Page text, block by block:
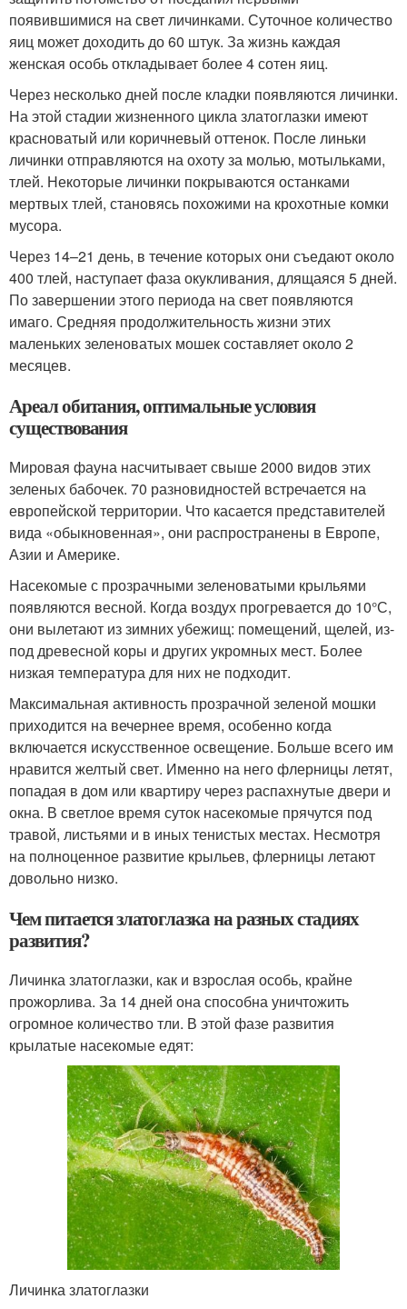
появившимися на свет личинками. Суточное количество
яиц может доходить до 60 штук. За жизнь каждая
женская особь откладывает более 4 сотен яиц.
Через несколько дней после кладки появляются личинки.
На этой стадии жизненного цикла златоглазки имеют
красноватый или коричневый оттенок. После линьки
личинки отправляются на охоту за молью, мотыльками,
тлей. Некоторые личинки покрываются останками
мертвых тлей, становясь похожими на крохотные комки
мусора.
Через 14–21 день, в течение которых они съедают около
400 тлей, наступает фаза окукливания, длящаяся 5 дней.
По завершении этого периода на свет появляются
имаго. Средняя продолжительность жизни этих
маленьких зеленоватых мошек составляет около 2
месяцев.
Ареал обитания, оптимальные условия
существования
Мировая фауна насчитывает свыше 2000 видов этих
зеленых бабочек. 70 разновидностей встречается на
европейской территории. Что касается представителей
вида «обыкновенная», они распространены в Европе,
Азии и Америке.
Насекомые с прозрачными зеленоватыми крыльями
появляются весной. Когда воздух прогревается до 10°С,
они вылетают из зимних убежищ: помещений, щелей, из-
под древесной коры и других укромных мест. Более
низкая температура для них не подходит.
Максимальная активность прозрачной зеленой мошки
приходится на вечернее время, особенно когда
включается искусственное освещение. Больше всего им
нравится желтый свет. Именно на него флерницы летят,
попадая в дом или квартиру через распахнутые двери и
окна. В светлое время суток насекомые прячутся под
травой, листьями и в иных тенистых местах. Несмотря
на полноценное развитие крыльев, флерницы летают
довольно низко.
Чем питается златоглазка на разных стадиях
развития?
Личинка златоглазки, как и взрослая особь, крайне
прожорлива. За 14 дней она способна уничтожить
огромное количество тли. В этой фазе развития
крылатые насекомые едят:
Личинка златоглазки